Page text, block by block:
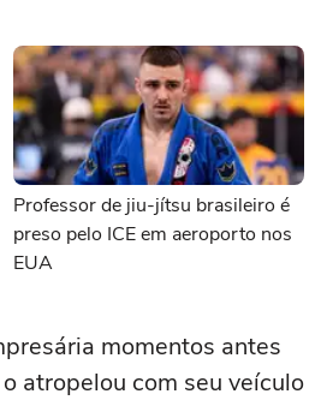
Professor de jiu-jítsu brasileiro é
preso pelo ICE em aeroporto nos
EUA
momentos antes
atropelou com seu veículo